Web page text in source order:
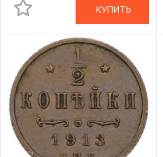
КУПИТЬ